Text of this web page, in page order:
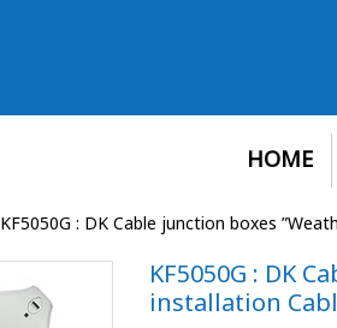
HOME
KF5050G : DK Cable junction boxes
KF5050G : DK
installation